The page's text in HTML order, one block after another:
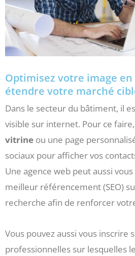
Optimisez votre image
étendre votre marché
Dans le secteur du bâtiment, il
visible sur internet. Pour ce faire,
vitrine ou une page
sociaux pour afficher vos
Une agence web peut aussi
meilleur référencement (SEO)
recherche afin de renforcer
Vous pouvez aussi vous inscrire
professionnelles sur lesquelles